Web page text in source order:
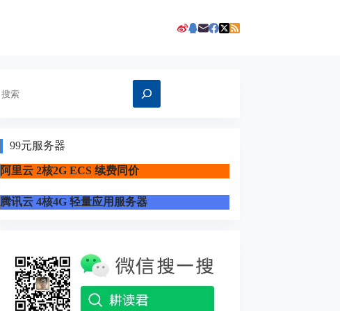
索
99元服务器
阿里云 2核2G ECS 续费同价
腾讯云 4核4G 轻量应用服务器